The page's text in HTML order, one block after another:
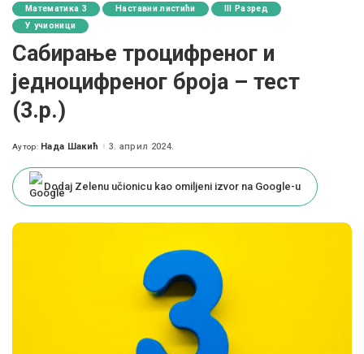
Математика 3 Наставни листићи
III Разред
У учионици
Сабирање троцифреног и
једноцифреног броја – тест
(3.р.)
Posted
Аутор: Нада Шакић 3. април 2024.
Dodaj Zelenu učionicu kao omiljeni izvor na Google-u